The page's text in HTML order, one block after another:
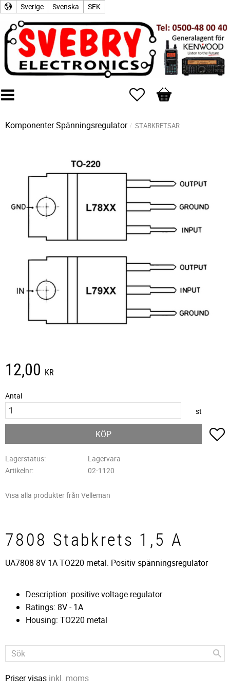
Sverige Svenska SEK
Favoriter
Kundvagn
KomponenterSpänningsregulator STABKRETSAR
12,00 KR
Antal
st
KÖP
Lagerstatus
Lagervara
Artikelnr
02-1120
Visa alla produkter från Velleman
7808 Stabkrets 1,5 A
UA7808 8V 1A TO220 metal. Positiv spänningsregulator
Description: positive voltage regulator
Ratings: 8V - 1A
Housing: TO220 metal
Priser visas inkl. moms